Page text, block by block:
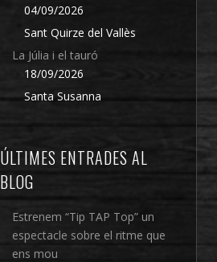
04/09/2026
Sant Quirze del Vallès
La Júlia i el tauró
18/09/2026
Santa Susanna
ÚLTIMES ENTRADES AL
BLOG
Estrenem “Tip TAP Top” un
espectacle sobre el ritme que
ens mou